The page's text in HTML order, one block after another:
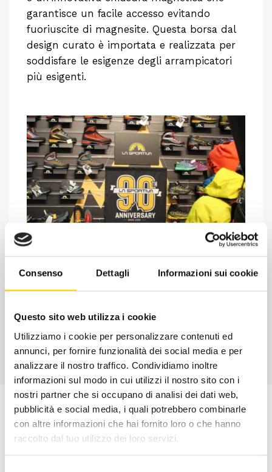
Consenso Dettagli Informazioni sui cookie
Questo sito web utilizza i cookie
Utilizziamo i cookie per personalizzare contenuti ed
annunci, per fornire funzionalità dei social media e per
analizzare il nostro traffico. Condividiamo inoltre
informazioni sul modo in cui utilizzi il nostro sito con i
nostri partner che si occupano di analisi dei dati web,
pubblicità e social media, i quali potrebbero combinarle
con altre informazioni che hai fornito loro o che hanno
raccolto dal tuo utilizzo dei loro servizi.
Chiedi ad un esperto
Davide di RRTrek
garantisce un facile accesso evitando
fuoriuscite di magnesite. Questa borsa dal
design curato è importata e realizzata per
soddisfare le esigenze degli arrampicatori
più esigenti.